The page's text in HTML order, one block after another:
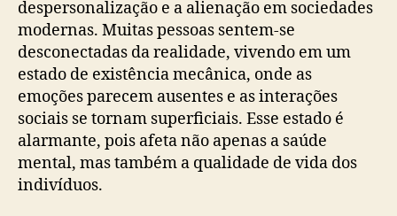
despersonalização e a alienação em sociedades
modernas. Muitas pessoas sentem-se
desconectadas da realidade, vivendo em um
estado de existência mecânica, onde as
emoções parecem ausentes e as interações
sociais se tornam superficiais. Esse estado é
alarmante, pois afeta não apenas a saúde
mental, mas também a qualidade de vida dos
indivíduos.